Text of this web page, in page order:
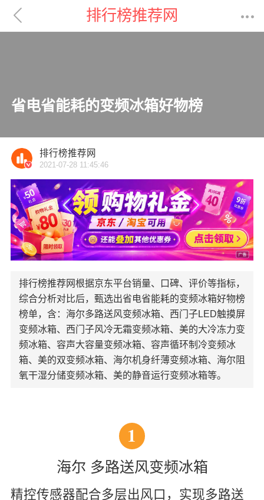
 排行榜推荐网 
省电省能耗的变频冰箱好物榜

排行榜推荐网
2021-07-28 11:45:46
排行榜推荐网根据京东平台销量、口碑、评价等指标，
综合分析对比后，甄选出省电省能耗的变频冰箱好物榜
榜单，含：海尔多路送风变频冰箱、西门子LED触摸屏
变频冰箱、西门子风冷无霜变频冰箱、美的大冷冻力变
频冰箱、容声大容量变频冰箱、容声循环制冷变频冰
箱、美的双变频冰箱、海尔机身纤薄变频冰箱、海尔阻
氧干湿分储变频冰箱、美的静音运行变频冰箱等。
1
海尔 多路送风变频冰箱
精控传感器配合多层出风口，实现多路送